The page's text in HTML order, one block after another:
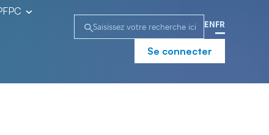
EN FR
Se connecter